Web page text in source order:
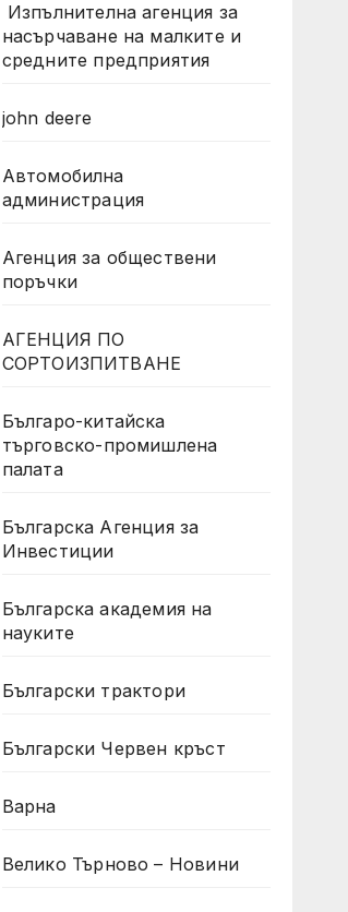
Изпълнителна агенция за
насърчаване на малките и
средните предприятия
john deere
Автомобилна
администрация
Агенция за обществени
поръчки
АГЕНЦИЯ ПО
СОРТОИЗПИТВАНЕ
Българо-китайска
търговско-промишлена
палата
Българска Агенция за
Инвестиции
Българска академия на
науките
Български трактори
Български Червен кръст
Варна
Велико Търново – Новини